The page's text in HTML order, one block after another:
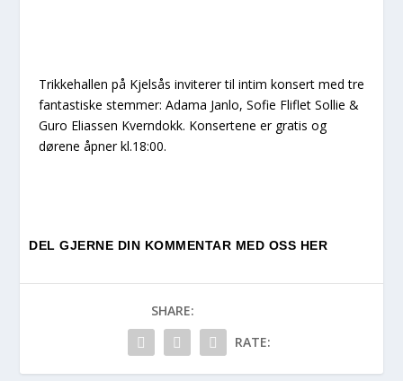
Trikkehallen på Kjelsås inviterer til intim konsert med tre
fantastiske stemmer: Adama Janlo, Sofie Fliflet Sollie &
Guro Eliassen Kverndokk. Konsertene er gratis og
dørene åpner kl.18:00.
DEL GJERNE DIN KOMMENTAR MED OSS HER
SHARE:
RATE: